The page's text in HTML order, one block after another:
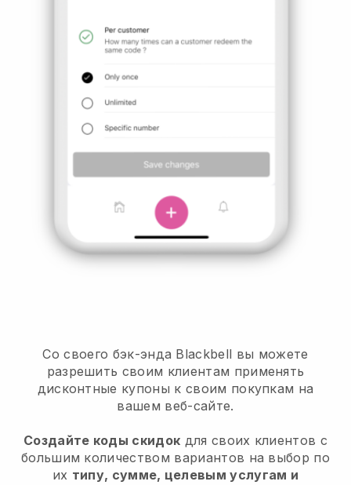
Со своего бэк-энда Blackbell вы можете
разрешить своим клиентам применять
дисконтные купоны к своим покупкам на
вашем веб-сайте.
Создайте коды скидок для своих клиентов с
большим количеством вариантов на выбор по
их типу, сумме, целевым услугам и